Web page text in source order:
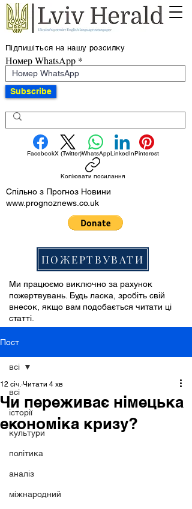
Підпишіться на нашу розсилку
Номер WhatsApp
Subscribe
FacebookX (Twitter)WhatsAppLinkedInPinterest
Копіювати посилання
Спільно з Прогноз Новини
www.prognoznews.co.uk
ПОЖЕРТВУВАТИ
Ми працюємо виключно за рахунок
пожертвувань. Будь ласка, зробіть свій
внесок, якщо вам подобається читати ці
статті.
Пост
всі
історії
культури
політика
аналіз
міжнародний
всі
Чи переживає німецька
економіка кризу?
12 січ. Читати 4 хв